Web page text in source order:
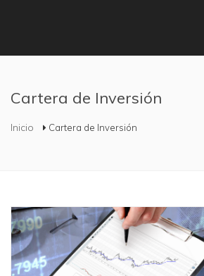
Cartera de Inversión
Se encuentra usted aquí
Inicio Cartera de Inversión